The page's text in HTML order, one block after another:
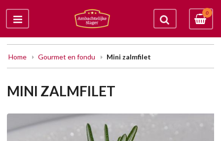
0
Home Gourmet en fondu Mini zalmfilet
MINI ZALMFILET